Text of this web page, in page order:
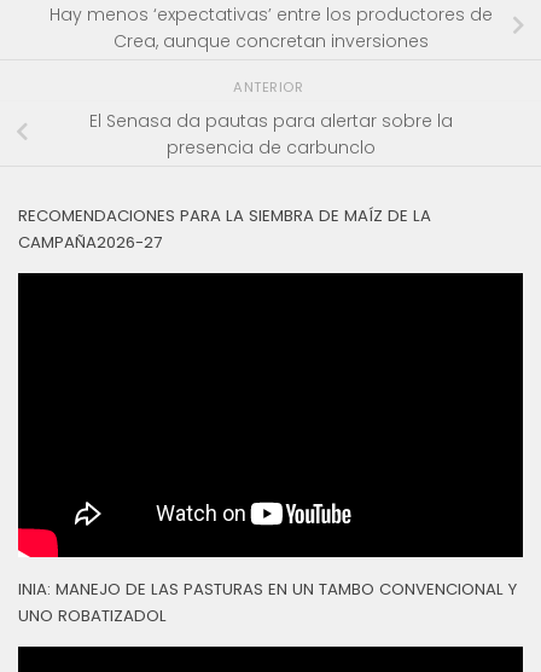
Hay menos ‘expectativas’ entre los productores de
Crea, aunque concretan inversiones
ANTERIOR
El Senasa da pautas para alertar sobre la
presencia de carbunclo
RECOMENDACIONES PARA LA SIEMBRA DE MAÍZ DE LA
CAMPAÑA2026-27
INIA: MANEJO DE LAS PASTURAS EN UN TAMBO CONVENCIONAL Y
UNO ROBATIZADOL